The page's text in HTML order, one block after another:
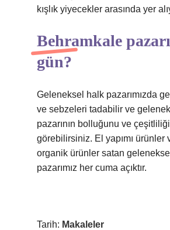
kışlık yiyecekler arasında yer
Behramkale
gün?
Geleneksel halk pazarımızda
ve sebzeleri tadabilir ve
pazarının bolluğunu ve
görebilirsiniz. El yapımı ürünler
organik ürünler satan
pazarımız her cuma açıktır.
Tarih: Makaleler